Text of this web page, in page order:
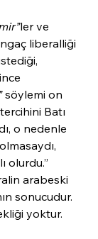
ler ve
liberalliği
söylemi on
Batı
o nedenle
olurdu.”
arabeski
sonucudur.
yoktur.